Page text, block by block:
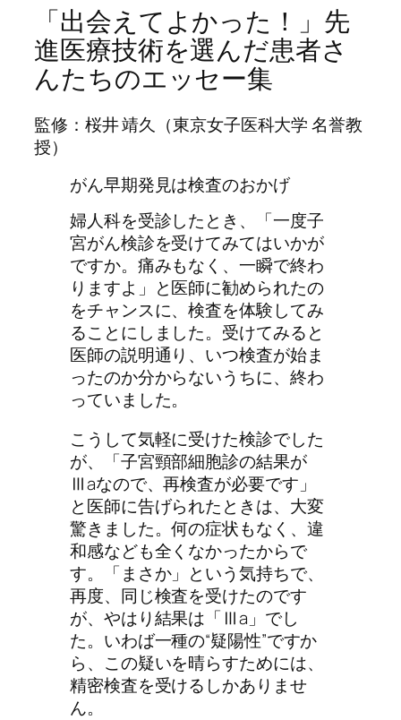
「出会えてよかった！」先
進医療技術を選んだ患者さ
んたちのエッセー集
監修：桜井 靖久（東京女子医科大学 名誉教
授）
がん早期発見は検査のおかげ
婦人科を受診したとき、「一度子
宮がん検診を受けてみてはいかが
ですか。痛みもなく、一瞬で終わ
りますよ」と医師に勧められたの
をチャンスに、検査を体験してみ
ることにしました。受けてみると
医師の説明通り、いつ検査が始ま
ったのか分からないうちに、終わ
っていました。
こうして気軽に受けた検診でした
が、「子宮頸部細胞診の結果が
Ⅲaなので、再検査が必要です」
と医師に告げられたときは、大変
驚きました。何の症状もなく、違
和感なども全くなかったからで
す。「まさか」という気持ちで、
再度、同じ検査を受けたのです
が、やはり結果は「Ⅲa」でし
た。いわば一種の“疑陽性”ですか
ら、この疑いを晴らすためには、
精密検査を受けるしかありませ
ん。